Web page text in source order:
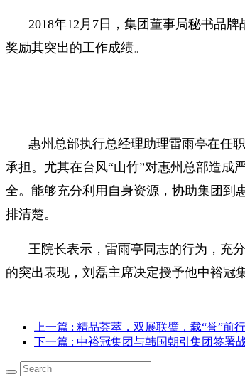
2018年12月7日，集团董事局秘书品
奖励其突出的工作成绩。
惠州总部执行总经理助理雷雨亭在任
承担。尤其在台风“山竹”对惠州总部造成
全。能够充分利用自身资源，协助集团到
排清楚。
王院长表示，雷雨亭同志的行为，充
的突出表现，刘磊主席决定授予他中裕冠
上一篇 : 精品荟萃，双展联璧，载“誉”前
下一篇 : 中裕冠集团与韩国朝引集团签署